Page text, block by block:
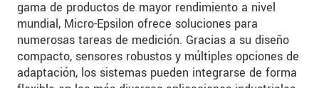
gama de productos de mayor rendimiento a nivel
mundial, Micro-Epsilon ofrece soluciones para
numerosas tareas de medición. Gracias a su diseño
compacto, sensores robustos y múltiples opciones de
adaptación, los sistemas pueden integrarse de forma